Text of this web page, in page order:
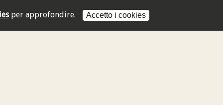
per approfondire. Accetto i cookies